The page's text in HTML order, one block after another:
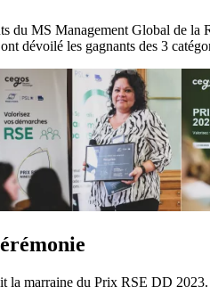
du MS Management Global de
dévoilé les gagnants des 3
la marraine du Prix RSE DD